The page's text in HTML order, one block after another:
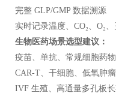
完整 GLP/GMP 数据溯源
实时记录温度、CO₂、O₂
生物医药场景选型建议：
疫苗、单抗、常规细胞药
CAR-T、干细胞、低氧肿
IVF 生殖、高通量多孔板